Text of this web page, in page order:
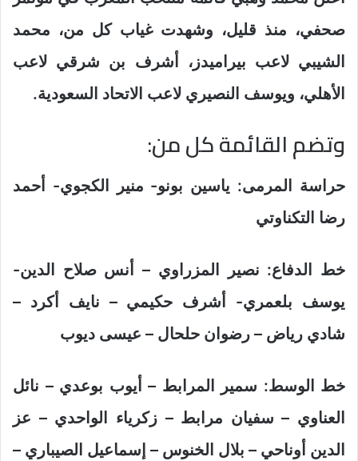
صحفي، منذ قليل، وشهدت غياب كل من، محمد
الشيبي لاعب بيراميدز، أشرف بن شرقي لاعب
الأهلي، ويوسف النصيري لاعب الاتحاد السعودية.
وتضم القائمة كل من:
حراسة المرمى: ياسين بونو- منير الكجوي- أحمد
رضا التكناوتي
خط الدفاع: نصير المزراوي – أنس صلاح الدين-
يوسف بلعمري- أشرف حكيمي – نايف أكرد –
شادي رياض – رضوان حلحال – عيسى ديوب
خط الوسط: سمير المرابط – أيوب بوعدي – نائل
العناوي – سفيان مرابط – زكرياء الواحدي – عز
الدين أوناحي – بلال الخنوس – إسماعيل الصيباري –